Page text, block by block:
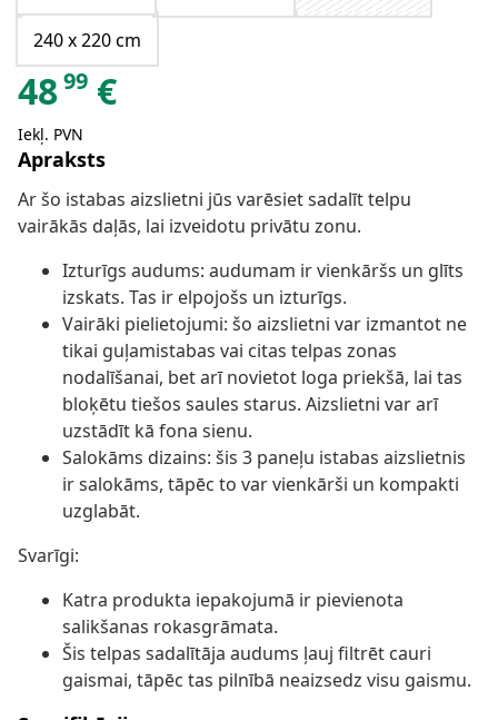
240 x 220 cm
4899 €
Iekļ. PVN
Apraksts
Ar šo istabas aizslietni jūs varēsiet sadalīt telpu
vairākās daļās, lai izveidotu privātu zonu.
Izturīgs audums: audumam ir vienkāršs un glīts
izskats. Tas ir elpojošs un izturīgs.
Vairāki pielietojumi: šo aizslietni var izmantot ne
tikai guļamistabas vai citas telpas zonas
nodalīšanai, bet arī novietot loga priekšā, lai tas
bloķētu tiešos saules starus. Aizslietni var arī
uzstādīt kā fona sienu.
Salokāms dizains: šis 3 paneļu istabas aizslietnis
ir salokāms, tāpēc to var vienkārši un kompakti
uzglabāt.
Svarīgi:
Katra produkta iepakojumā ir pievienota
salikšanas rokasgrāmata.
Šis telpas sadalītāja audums ļauj filtrēt cauri
gaismai, tāpēc tas pilnībā neaizsedz visu gaismu.